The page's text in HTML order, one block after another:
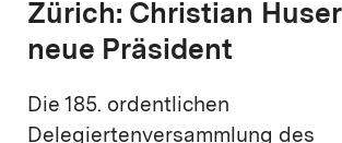
Zürich: Christian
neue Präsident
Die 185. ordentlichen
Delegiertenversammlung des